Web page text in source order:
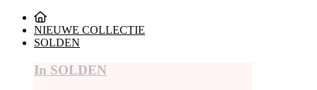
NIEUWE COLLECTIE
SOLDEN
In SOLDEN